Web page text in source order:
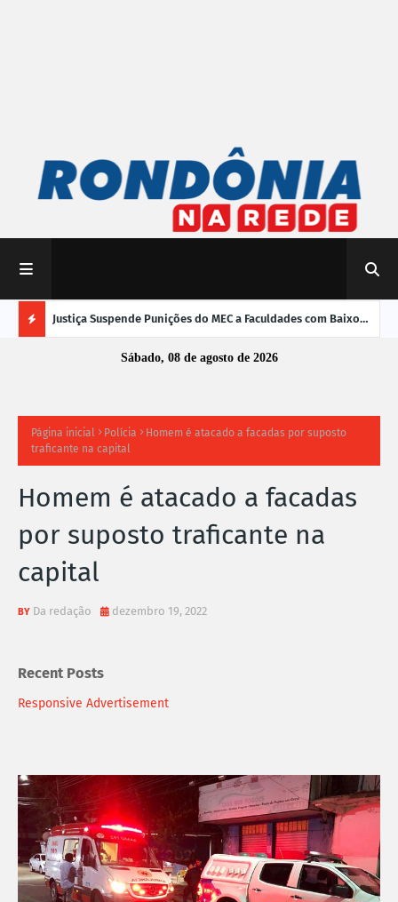
A
S
N
C
I
S
Justiça Suspende Punições do MEC a Faculdades com Baixo
Desempenho no EnamedSábado, 08 de agosto de 2026
Página inicial Polícia
Homem é atacado a facadas por suposto
traficante na capital
Homem é atacado a facadas
por suposto traficante na
capital
Da redação dezembro 19, 2022
Recent Posts
Responsive Advertisement